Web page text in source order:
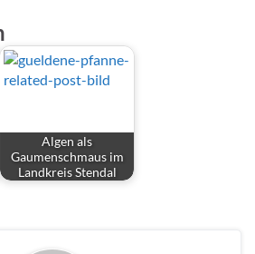
Algen als
Gaumenschmaus im
Landkreis Stendal